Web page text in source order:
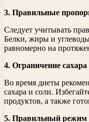
3. Правильные
Следует учитывать
Белки, жиры и
равномерно на
4. Ограничение сахара
Во время диеты
сахара и соли.
продуктов, а также
5. Правильный режим